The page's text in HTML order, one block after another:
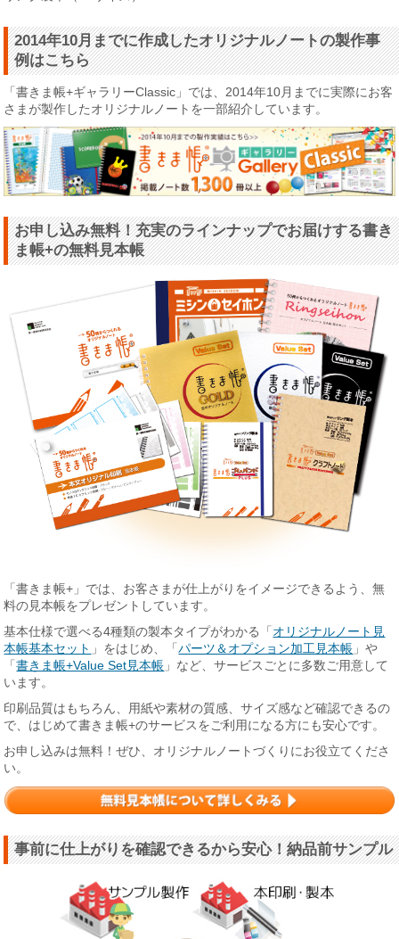
2014年10月までに作成したオリジナルノートの製作事
例はこちら
「書きま帳+ギャラリーClassic」では、2014年10月までに実際にお客
さまが製作したオリジナルノートを一部紹介しています。
お申し込み無料！充実のラインナップでお届けする書き
ま帳+の無料見本帳
「書きま帳+」では、お客さまが仕上がりをイメージできるよう、無
料の見本帳をプレゼントしています。
基本仕様で選べる4種類の製本タイプがわかる「 オリジナルノート見
本帳基本セット 」をはじめ、「パーツ＆オプション加工見本帳 」や
「書きま帳+Value Set見本帳 」など、サービスごとに多数ご用意して
います。
印刷品質はもちろん、用紙や素材の質感、サイズ感など確認できるの
で、はじめて書きま帳+のサービスをご利用になる方にも安心です。
お申し込みは無料！ぜひ、オリジナルノートづくりにお役立てくださ
い。
事前に仕上がりを確認できるから安心！納品前サンプル